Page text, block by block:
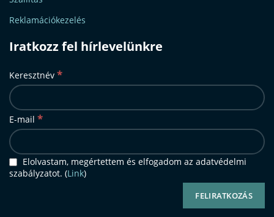
Reklamációkezelés
Iratkozz fel hírlevelünkre
Keresztnév *
E-mail *
Elolvastam, megértettem és elfogadom az adatvédelmi
szabályzatot. (Link)